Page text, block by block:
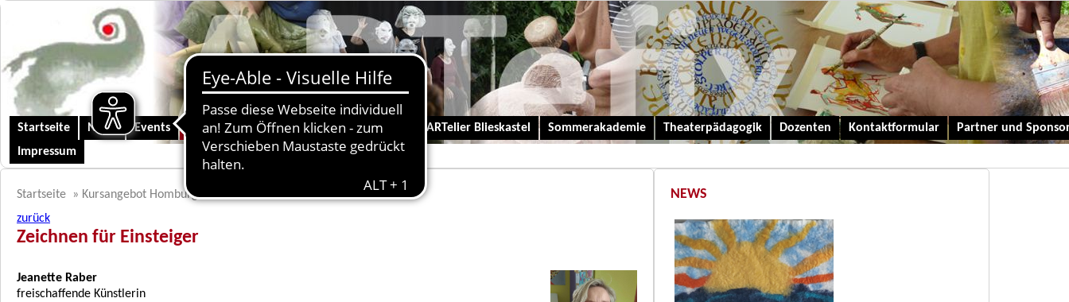
Startseite News Events Kursangebot Homburg Kunst und Kinder-ARTelier Blieskastel Sommerakademie Theaterpädagogik Dozenten Kontaktformular
Partner und
Impressum
Startseite » Kursangebot Homburg » Musik - Tanz - Theater
zurück
Zeichnen für Einsteiger
Jeanette Raber
freischaffende Künstlerin
NEWS